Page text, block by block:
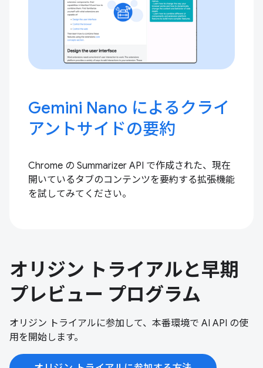
Gemini Nano によるクライ
アントサイドの要約
Chrome の Summarizer API で作成された、現在
開いているタブのコンテンツを要約する拡張機能
を試してみてください。
オリジン トライアルと早期
プレビュー プログラム
オリジン トライアルに参加して、本番環境で AI API の使
用を開始します。